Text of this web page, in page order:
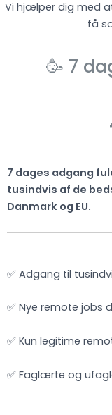
Vi hjælper dig med
få
🥳 7
7 dages adgang
tusindvis af de
Danmark og EU.
✅ Adgang til
✅ Nye remote jobs
✅ Kun legitime
✅ Faglærte og